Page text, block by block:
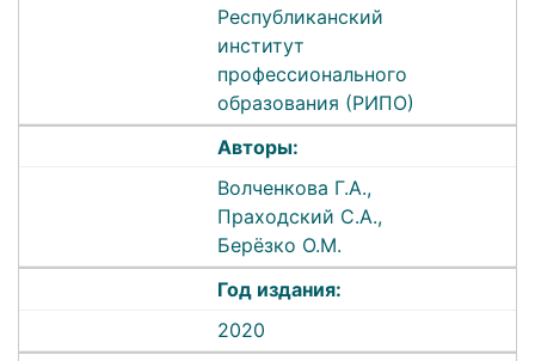
Республиканский
институт
профессионального
образования (РИПО)
Авторы:
Волченкова Г.А.,
Праходский С.А.,
Берёзко О.М.
Год издания:
2020